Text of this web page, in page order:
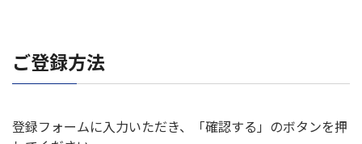
ご登録方法
登録フォームに入力いただき、「確認する」のボタンを押